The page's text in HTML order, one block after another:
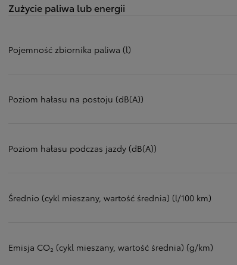
Zużycie paliwa lub energii
Pojemność zbiornika paliwa (l)
Poziom hałasu na postoju (dB(A))
Poziom hałasu podczas jazdy (dB(A))
Średnio (cykl mieszany, wartość średnia) (l/100 km)
Emisja CO₂ (cykl mieszany, wartość średnia) (g/km)